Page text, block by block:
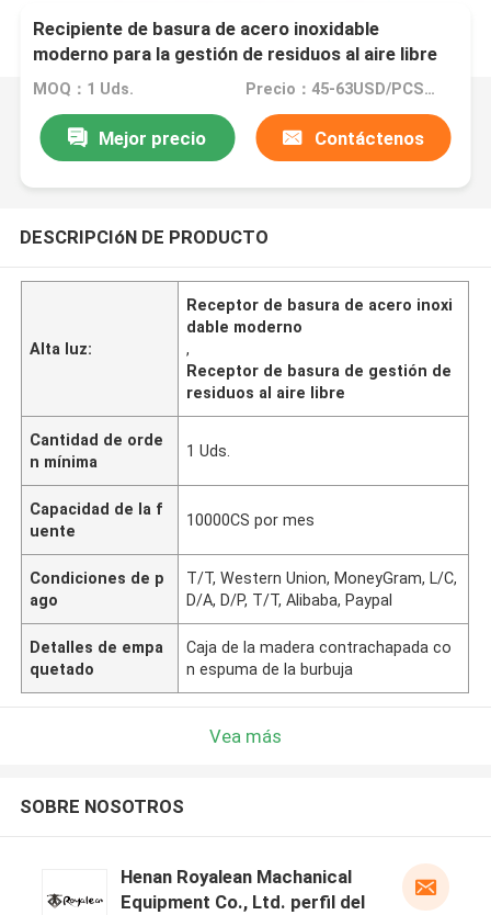
Recipiente de basura de acero inoxidable
moderno para la gestión de residuos al aire libre
MOQ：1 Uds. Precio：45-63USD/PCS(Negotiate)
Mejor precio Contáctenos
DESCRIPCIóN DE PRODUCTO
Alta luz:
Receptor de basura de acero inoxi
dable moderno
,
Receptor de basura de gestión de
residuos al aire libre
Cantidad de orde
n mínima
1 Uds.
Capacidad de la f
uente
10000CS por mes
Condiciones de p
ago
T/T, Western Union, MoneyGram, L/C,
D/A, D/P, T/T, Alibaba, Paypal
Detalles de empa
quetado
Caja de la madera contrachapada co
n espuma de la burbuja
Vea más
SOBRE NOSOTROS
Henan Royalean Machanical
Equipment Co., Ltd. perfil del